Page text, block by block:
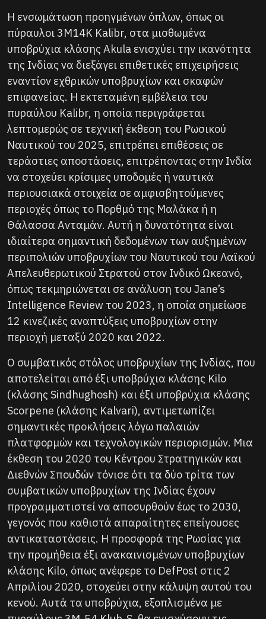
Η ενσωμάτωση προηγμένων όπλων, όπως οι
πύραυλοι 3M14K Kalibr, στα μισθωμένα
υποβρύχια κλάσης Akula ενισχύει την ικανότητα
της Ινδίας να διεξάγει επιθετικές επιχειρήσεις
εναντίον εχθρικών υποβρυχίων και σκαφών
επιφανείας. Η εκτεταμένη εμβέλεια του
πυραύλου Kalibr, η οποία περιγράφεται
λεπτομερώς σε τεχνική έκθεση του Ρωσικού
Ναυτικού του 2025, επιτρέπει επιθέσεις σε
τεράστιες αποστάσεις, επιτρέποντας στην Ινδία
να στοχεύει κρίσιμες υποδομές ή ναυτικά
περιουσιακά στοιχεία σε αμφισβητούμενες
περιοχές όπως το Πορθμό της Μαλάκα ή η
Θάλασσα Ανταμάν. Αυτή η δυνατότητα είναι
ιδιαίτερα σημαντική δεδομένων των αυξημένων
περιπολιών υποβρυχίων του Ναυτικού του Λαϊκού
Απελευθερωτικού Στρατού στον Ινδικό Ωκεανό,
όπως τεκμηριώνεται σε ανάλυση του Jane’s
Intelligence Review του 2023, η οποία σημείωσε
12 κινεζικές αναπτύξεις υποβρυχίων στην
περιοχή μεταξύ 2020 και 2022.
Ο συμβατικός στόλος υποβρυχίων της Ινδίας, που
αποτελείται από έξι υποβρύχια κλάσης Kilo
(κλάσης Sindhughosh) και έξι υποβρύχια κλάσης
Scorpene (κλάσης Kalvari), αντιμετωπίζει
σημαντικές προκλήσεις λόγω παλαιών
πλατφορμών και τεχνολογικών περιορισμών. Μια
έκθεση του 2020 του Κέντρου Στρατηγικών και
Διεθνών Σπουδών τόνισε ότι τα δύο τρίτα των
συμβατικών υποβρυχίων της Ινδίας έχουν
προγραμματιστεί να αποσυρθούν έως το 2030,
γεγονός που καθιστά απαραίτητες επείγουσες
αντικαταστάσεις. Η προσφορά της Ρωσίας για
την προμήθεια έξι ανακαινισμένων υποβρυχίων
κλάσης Kilo, όπως ανέφερε το DefPost στις 2
Απριλίου 2020, στοχεύει στην κάλυψη αυτού του
κενού. Αυτά τα υποβρύχια, εξοπλισμένα με